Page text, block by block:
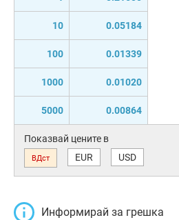
10 0.05184
100 0.01339
1000 0.01020
5000 0.00864
Показвай цените в
ВДст EUR USD
Информирай за грешка